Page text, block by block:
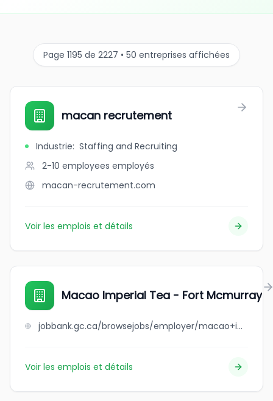
Page 1195 de 2227 • 50 entreprises affichées
macan recrutement
Industrie: Staffing and Recruiting
2-10 employees employés
macan-recrutement.com
Voir les emplois et détails
Macao Imperial Tea - Fort Mcmurray
jobbank.gc.ca/browsejobs/employer/macao+imperial+tea+-+fort+mcmurray/ca
Voir les emplois et détails